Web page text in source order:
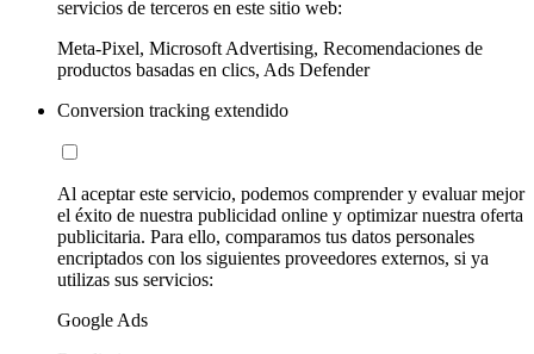
servicios de terceros en este sitio web:
Meta-Pixel, Microsoft Advertising, Recomendaciones de
productos basadas en clics, Ads Defender
Conversion tracking extendido
Al aceptar este servicio, podemos comprender y evaluar mejor
el éxito de nuestra publicidad online y optimizar nuestra oferta
publicitaria. Para ello, comparamos tus datos personales
encriptados con los siguientes proveedores externos, si ya
utilizas sus servicios:
Google Ads